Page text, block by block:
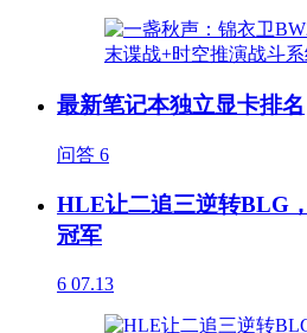
最新笔记本独立显卡排名
问答 6
HLE让二追三逆转BLG
冠军
6 07.13